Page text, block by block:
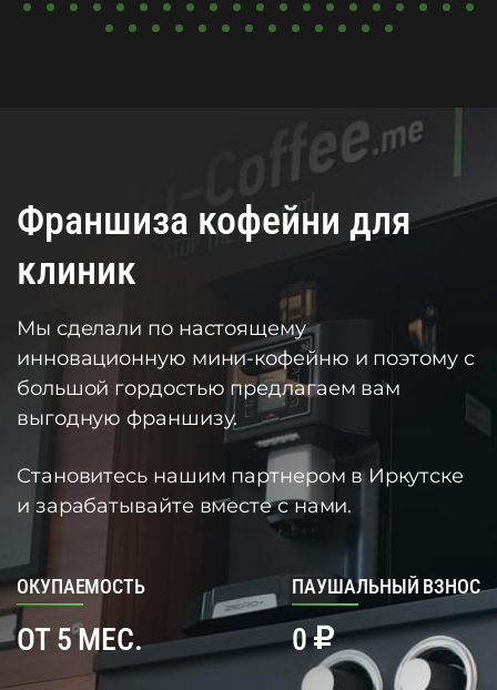
Франшиза кофейни для
клиник
Мы сделали по настоящему
инновационную мини-кофейню и поэтому с
большой гордостью предлагаем вам
выгодную франшизу.
Становитесь нашим партнером в Иркутске
и зарабатывайте вместе с нами.
ОКУПАЕМОСТЬ
ОТ 5 МЕС.
ПАУШАЛЬНЫЙ ВЗНОС
0